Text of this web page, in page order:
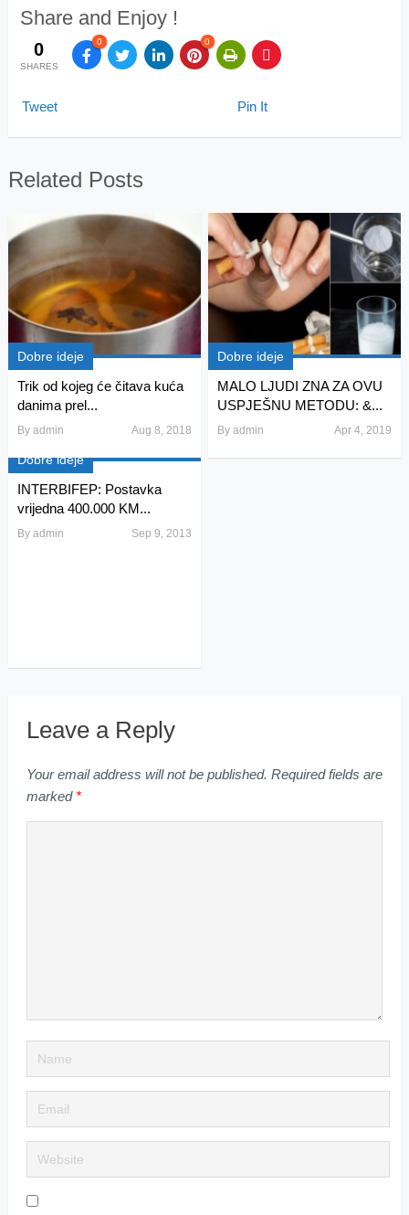
Share and Enjoy !
0
SHARES
0 0
Tweet Pin It
Related Posts
Dobre ideje
Trik od kojeg će čitava kuća
danima prel...
By admin Aug 8, 2018
Dobre ideje
MALO LJUDI ZNA ZA OVU
USPJEŠNU METODU: &...
Byadmin Apr 4, 2019
Dobre ideje
INTERBIFEP: Postavka
vrijedna 400.000 KM...
By admin Sep 9, 2013
Leave a Reply
Your email address will not be published. Required fields are
marked *